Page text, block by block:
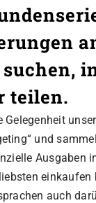
teilen.
Gelegenheit
und
Ausgaben
auch